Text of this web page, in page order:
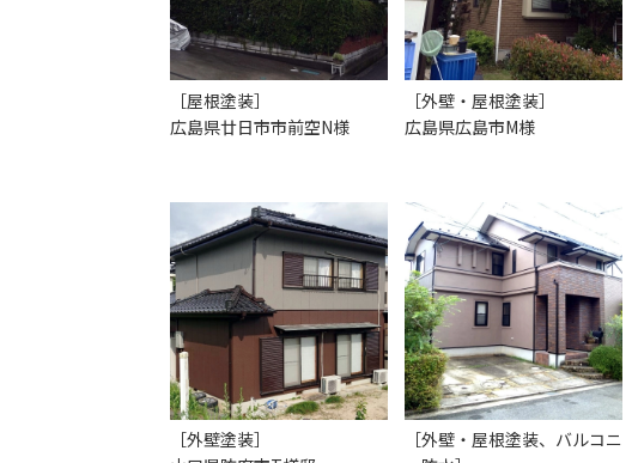
［屋根塗装］
広島県廿日市市前空N様
［外壁・屋根塗装］
広島県広島市M様
［外壁塗装］
［外壁・屋根塗装、バルコニ